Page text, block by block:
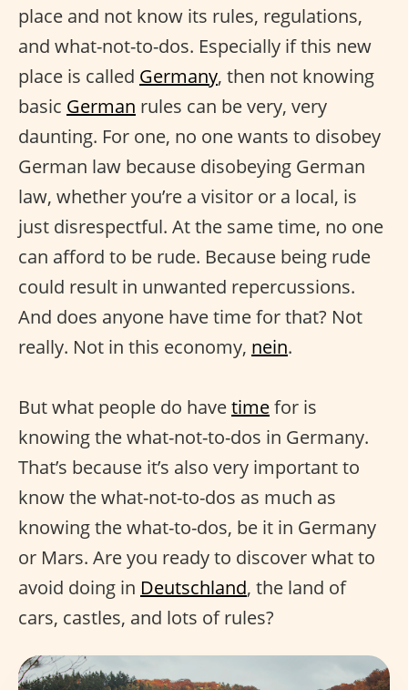
place and not know its rules, regulations,
and what-not-to-dos. Especially if this new
place is called Germany, then not knowing
basic German rules can be very, very
daunting. For one, no one wants to disobey
German law because disobeying German
law, whether you’re a visitor or a local, is
just disrespectful. At the same time, no one
can afford to be rude. Because being rude
could result in unwanted repercussions.
And does anyone have time for that? Not
really. Not in this economy, nein.
But what people do havetimefor is
knowing the what-not-to-dos in Germany.
That’s because it’s also very important to
know the what-not-to-dos as much as
knowing the what-to-dos, be it in Germany
or Mars. Are you ready to discover what to
avoid doing in Deutschland, the land of
cars, castles, and lots of rules?